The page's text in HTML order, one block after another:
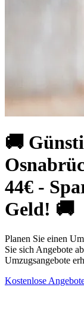
🚚
44€ -
Geld! 🚚
Planen Sie einen
Sie sich Angebote
Umzugsangebote
Kostenlose